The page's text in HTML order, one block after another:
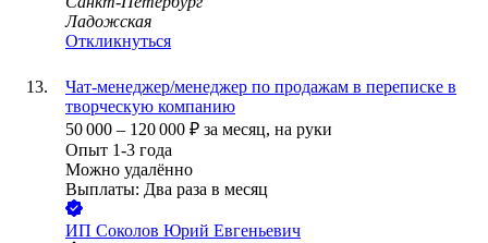
Ладожская
Откликнуться
Чат-менеджер/менеджер по продажам в переписке в
творческую компанию
50 000 – 120 000 ₽ за месяц, на руки
Опыт 1-3 года
Можно удалённо
Выплаты: Два раза в месяц
ИП Соколов Юрий Евгеньевич